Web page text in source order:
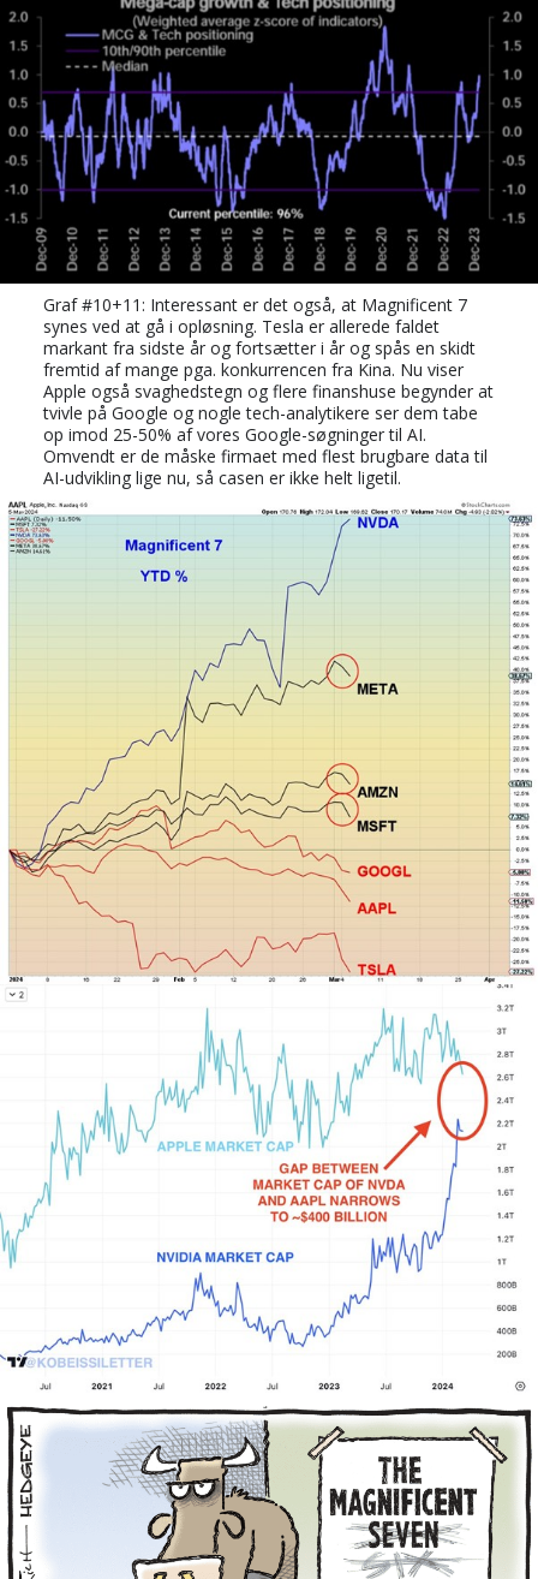
Graf #10+11: Interessant er det også, at Magnificent 7
synes ved at gå i opløsning. Tesla er allerede faldet
markant fra sidste år og fortsætter i år og spås en skidt
fremtid af mange pga. konkurrencen fra Kina. Nu viser
Apple også svaghedstegn og flere finanshuse begynder at
tvivle på Google og nogle tech-analytikere ser dem tabe
op imod 25-50% af vores Google-søgninger til AI.
Omvendt er de måske firmaet med flest brugbare data til
AI-udvikling lige nu, så casen er ikke helt ligetil.